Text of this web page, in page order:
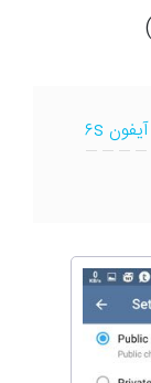
تعویض یا تعمیر باتری آیفون ۶s